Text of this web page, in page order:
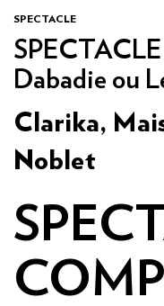
SPECTACLE
Dabadie ou
Clarika,
Noblet